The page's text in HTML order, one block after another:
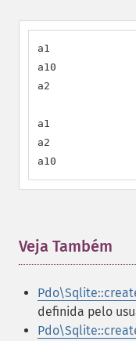
a1
a10
a2
a1
a2
a10
Veja Também
definida pelo